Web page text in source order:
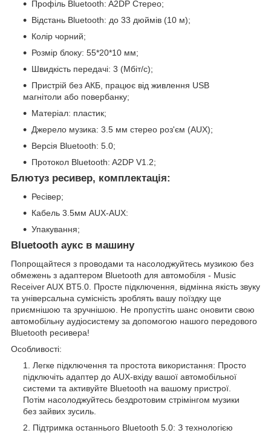
Профіль Bluetooth: A2DP Стерео;
Відстань Bluetooth: до 33 дюймів (10 м);
Колір чорний;
Розмір блоку: 55*20*10 мм;
Швидкість передачі: 3 (Мбіт/с);
Пристрій без АКБ, працює від живлення USB
магнітоли або повербанку;
Матеріал: пластик;
Джерело музика: 3.5 мм стерео роз'єм (AUX);
Версія Bluetooth: 5.0;
Протокол Bluetooth: A2DP V1.2;
Блютуз ресивер, комплектація:
Ресівер;
Кабель 3.5мм AUX-AUX:
Упакування;
Bluetooth аукс в машину
Попрощайтеся з проводами та насолоджуйтесь музикою без
обмежень з адаптером Bluetooth для автомобіля - Music
Receiver AUX BT5.0. Просте підключення, відмінна якість звуку
та універсальна сумісність зроблять вашу поїздку ще
приємнішою та зручнішою. Не пропустіть шанс оновити свою
автомобільну аудіосистему за допомогою нашого передового
Bluetooth ресивера!
Особливості:
Легке підключення та простота використання: Просто
підключіть адаптер до AUX-вхіду вашої автомобільної
системи та активуйте Bluetooth на вашому пристрої.
Потім насолоджуйтесь бездротовим стрімінгом музики
без зайвих зусиль.
Підтримка останнього Bluetooth 5.0: З технологією